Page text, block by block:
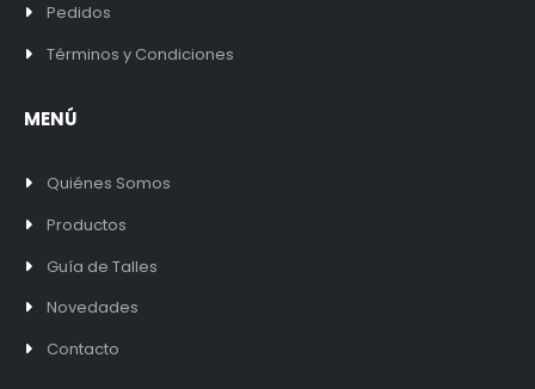
Pedidos
Términos y Condiciones
MENÚ
Quiénes Somos
Productos
Guía de Talles
Novedades
Contacto